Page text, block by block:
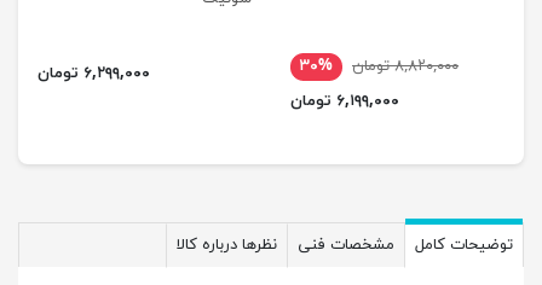
۸,۸۲۰,۰۰۰ تومان
۳۰%
۶,۱۹۹,۰۰۰ تومان
۶,۲۹۹,۰۰۰ تومان
توضیحات کامل مشخصات فنی نظرها درباره کالا